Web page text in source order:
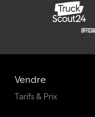
Vendre
Tarifs & Prix